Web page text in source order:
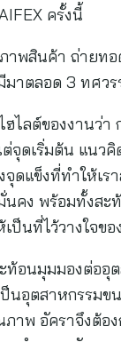
ครั้งนี้
าพสินค้า ถ่ายท
มาตลอด 3 ทศว
ไลต์ของงานว่า
จุดเริ่มต้น แนวคิ
ดแข็งที่ทำให้เร
คง พร้อมทั้งสะ
ป็นที่ไว้วางใจข
ท้อนมุมมองต่ออุ
นอุตสาหกรรมข
าพ อัคราจึงต้อง